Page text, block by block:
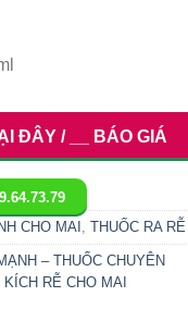
ĐÂY / __ BÁO GIÁ
CHO MAI THUỐC RA RỄ
– THUỐC CHUYÊN
RỄ CHO MAI